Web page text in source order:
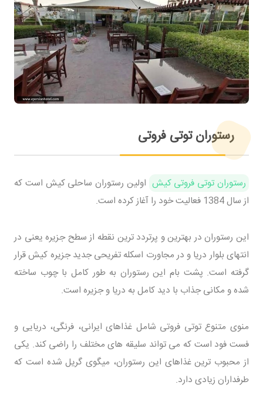
رستوران توتی فروتی
رستوران توتی فروتی کیش اولین رستوران ساحلی کیش است که
از سال 1384 فعالیت خود را آغاز کرده است.
این رستوران در بهترین و پرتردد ترین نقطه از سطح جزیره یعنی در
انتهای بلوار دریا و در مجاورت اسکله تفریحی جدید جزیره کیش قرار
گرفته است. پشت بام این رستوران به طور کامل با چوب ساخته
شده و مکانی جذاب با دید کامل به دریا و جزیره است.
منوی متنوع توتی فروتی شامل غذاهای ایرانی، فرنگی، دریایی و
فست فود است که می تواند سلیقه های مختلف را راضی کند. یکی
از محبوب ترین غذاهای این رستوران، میگوی گریل شده است که
طرفداران زیادی دارد.